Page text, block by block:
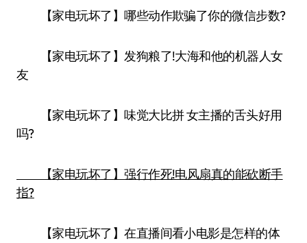
【家电玩坏了】哪些动作欺骗了你的微信步数?
【家电玩坏了】发狗粮了!大海和他的机器人女
友
【家电玩坏了】味觉大比拼 女主播的舌头好用
吗?
【家电玩坏了】强行作死!电风扇真的能砍断手
指?
【家电玩坏了】在直播间看小电影是怎样的体